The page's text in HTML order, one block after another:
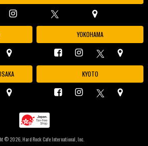
YOKOHAMA
KYOTO
©2026, Hard Rock Cafe International, Inc.